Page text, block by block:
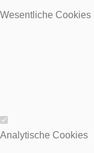
Wesentliche Cookies
Wesentliche Cookies
Analytische Cookies